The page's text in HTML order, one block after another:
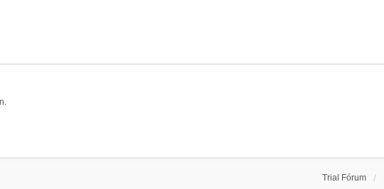
Trial Fórum